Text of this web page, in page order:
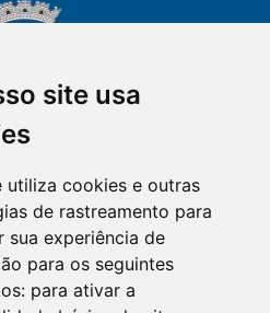
site usa
utiliza cookies e outras
de rastreamento para
sua experiência de
para os seguintes
para ativar a
JANEIRO
mail